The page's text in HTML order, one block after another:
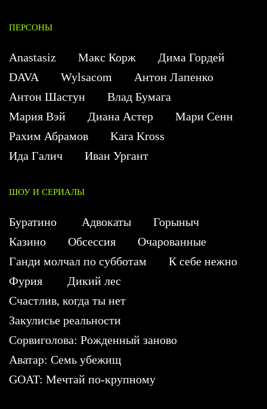
ПЕРСОНЫ
Anastasiz Макс Корж
Дима Гордей
DAVA
Wylsacom
Антон Лапенко
Антон Шастун
Влад Бумага
Мария Вэй
Диана Астер
Мари Сенн
Рахим Абрамов
Kara Kross
Ида Галич
Иван Ургант
ШОУ И СЕРИАЛЫ
Буратино Адвокаты
Горыныч
Казино
Обсессия
Очарованные
Ганди молчал по субботам
К себе нежно
Фурия
Дикий лес
Счастлив, когда ты нет
Закулисье реальности
Сорвиголова: Рожденный заново
Аватар: Семь убежищ
GOAT: Мечтай по-крупному